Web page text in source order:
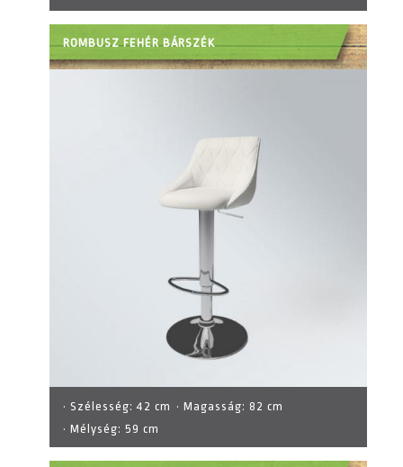
ROMBUSZ FEHÉR BÁRSZÉK
· Szélesség:42 cm · Magasság: 82 cm
· Mélység: 59 cm